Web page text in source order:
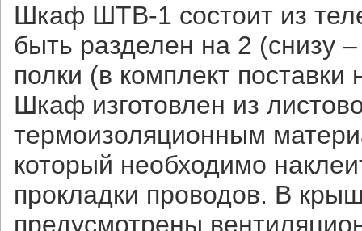
Шкаф ШТВ-1 состоит из
быть разделен на 2 (снизу
полки (в комплект поставки
Шкаф изготовлен из
термоизоляционным
который необходимо
прокладки проводов. В
предусмотрены